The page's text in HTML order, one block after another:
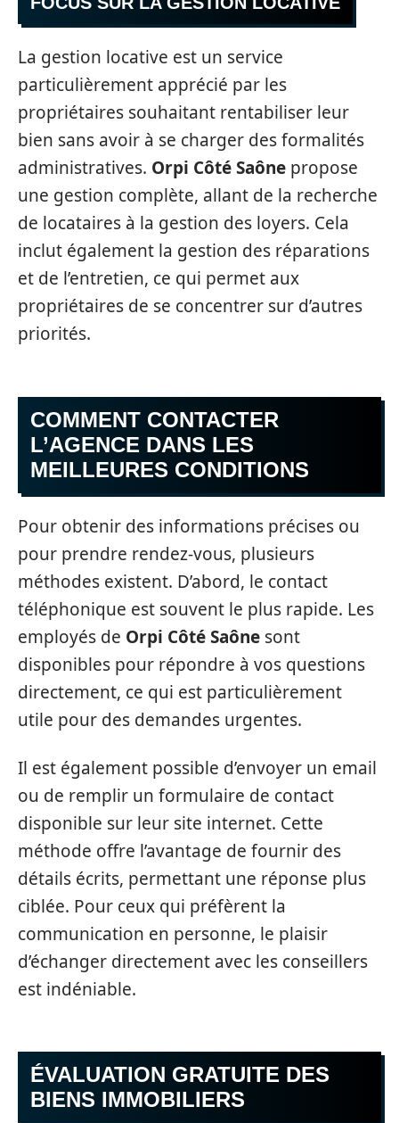
La gestion locative est un service
particulièrement apprécié par les
propriétaires souhaitant rentabiliser leur
bien sans avoir à se charger des formalités
administratives. Orpi Côté Saône propose
une gestion complète, allant de la recherche
de locataires à la gestion des loyers. Cela
inclut également la gestion des réparations
et de l’entretien, ce qui permet aux
propriétaires de se concentrer sur d’autres
priorités.
COMMENT CONTACTER
L’AGENCE DANS LES
MEILLEURES CONDITIONS
Pour obtenir des informations précises ou
pour prendre rendez-vous, plusieurs
méthodes existent. D’abord, le contact
téléphonique est souvent le plus rapide. Les
employés de Orpi Côté Saône sont
disponibles pour répondre à vos questions
directement, ce qui est particulièrement
utile pour des demandes urgentes.
Il est également possible d’envoyer un email
ou de remplir un formulaire de contact
disponible sur leur site internet. Cette
méthode offre l’avantage de fournir des
détails écrits, permettant une réponse plus
ciblée. Pour ceux qui préfèrent la
communication en personne, le plaisir
d’échanger directement avec les conseillers
est indéniable.
ÉVALUATION GRATUITE DES
BIENS IMMOBILIERS